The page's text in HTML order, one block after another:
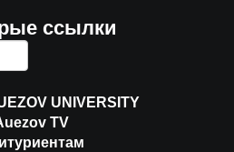
ссылки
UNIVERSITY
TV